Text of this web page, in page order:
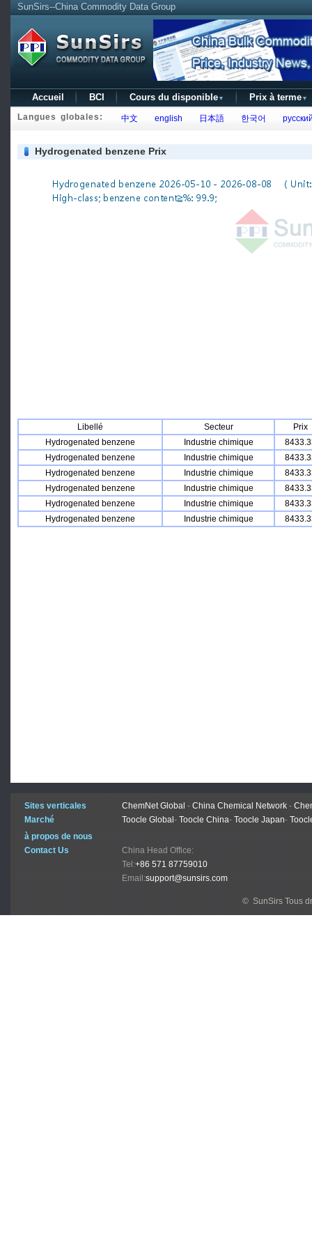
SunSirs--China Commodity Data Group
Accueil BCI Cours du disponible ▼ Prix à terme ▼
Langues globales: 中文 english 日本語 한국어
Hydrogenated benzene Prix
Libellé Secteur
Prix
Hydrogenated benzene
Industrie chimique
Hydrogenated benzene
Industrie chimique
Hydrogenated benzene
Industrie chimique
Hydrogenated benzene
Industrie chimique
Hydrogenated benzene
Industrie chimique
Hydrogenated benzene
Industrie chimique
Sites verticales ChemNet Global - China Chemical Network -
Marché
Toocle Global - Toocle China- Toocle Japan-
à propos de nous
Contact Us
China Head Office:
Tel:+86 571 87759010
Email:support@sunsirs.com
© SunSirs Tous